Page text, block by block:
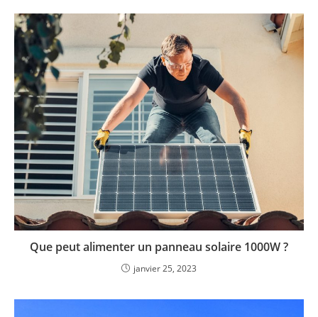
Que peut alimenter un panneau solaire 1000W ?
janvier 25, 2023